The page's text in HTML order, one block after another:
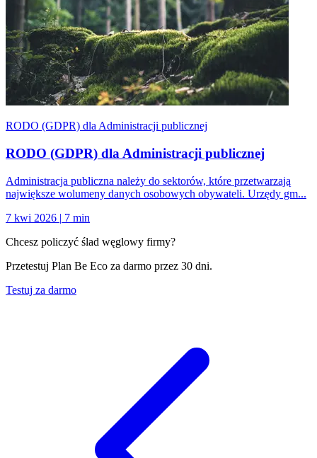
RODO (GDPR) dla Administracji publicznej
RODO (GDPR) dla Administracji publicznej
Administracja publiczna należy do sektorów, które przetwarzają
największe wolumeny danych osobowych obywateli. Urzędy gm...
7 kwi 2026 | 7 min
Chcesz policzyć ślad węglowy firmy?
Przetestuj Plan Be Eco za darmo przez 30 dni.
Testuj za darmo